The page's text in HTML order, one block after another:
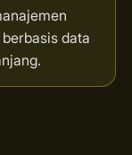
data